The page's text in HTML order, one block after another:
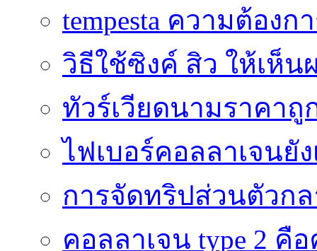
tempesta ความต้อง
วิธีใช้ซิงค์ สิว ให้เห็
ทัวร์เวียดนามราคาถู
ไฟเบอร์คอลลาเจนยั
การจัดทริปส่วนตัวก
คอลลาเจน type 2